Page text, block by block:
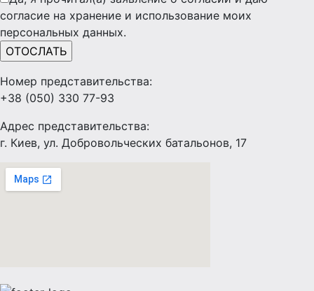
согласие на хранение и использование моих
персональных данных.
Номер представительства:
+38 (050) 330 77-93
Адрес представительства:
г. Киев, ул. Добровольческих батальонов, 17